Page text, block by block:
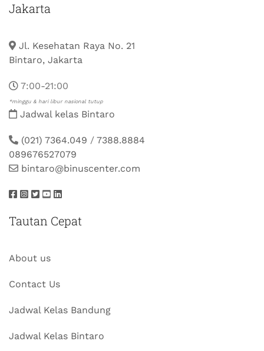
Jakarta
Jl. Kesehatan Raya No. 21
Bintaro, Jakarta
7:00-21:00
*minggu & hari libur nasional tutup
Jadwal kelas Bintaro
(021) 7364.049 / 7388.8884
089676527079
bintaro@binuscenter.com
Tautan Cepat
About us
Contact Us
Jadwal Kelas Bandung
Jadwal Kelas Bintaro